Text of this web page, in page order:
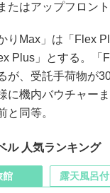
たはアップフロン
Max」は「Flex
Plus」とする。
が、受託手荷物が
に機内バウチャー
と同等。
ル 人気ランキング
館 露天風呂